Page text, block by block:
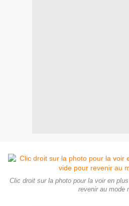
Clic droit sur la photo pour la voir en
revenir au mode